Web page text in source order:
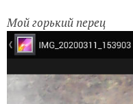
Мой горький перец